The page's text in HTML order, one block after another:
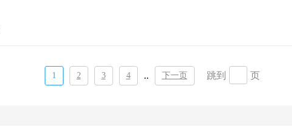
1 2 3 4 .. 下一页 跳到 页